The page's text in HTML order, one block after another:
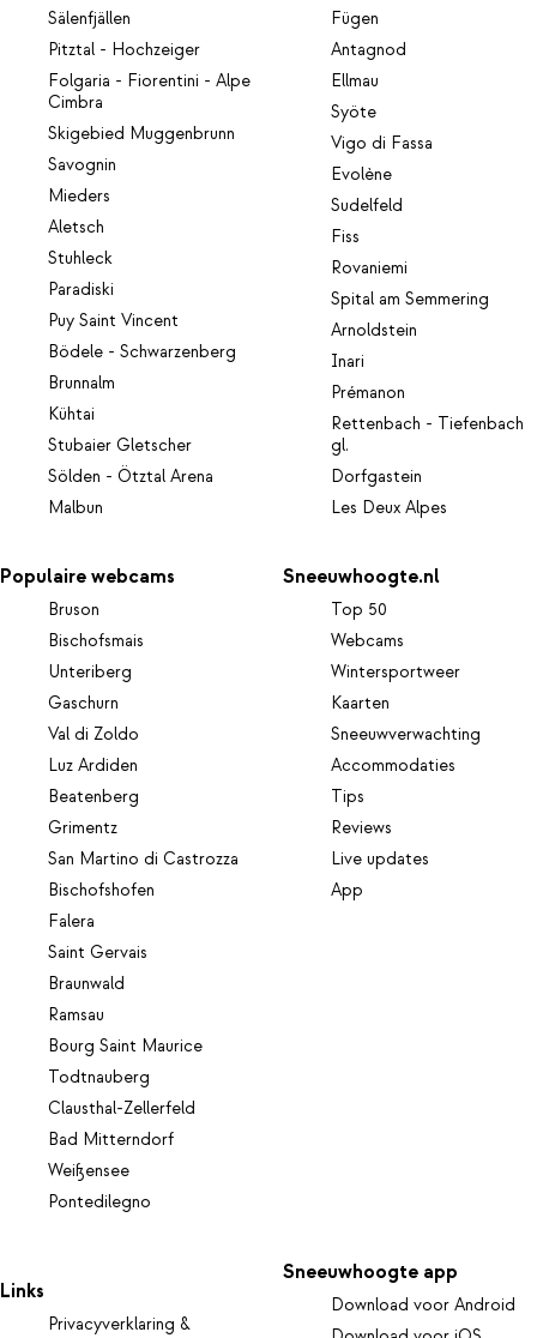
Sälenfjällen
Pitztal - Hochzeiger
Folgaria - Fiorentini - Alpe
Cimbra
Skigebied Muggenbrunn
Savognin
Mieders
Aletsch
Stuhleck
Paradiski
Puy Saint Vincent
Bödele - Schwarzenberg
Brunnalm
Kühtai
Stubaier Gletscher
Sölden - Ötztal Arena
Malbun
Fügen
Antagnod
Ellmau
Syöte
Vigo di Fassa
Evolène
Sudelfeld
Fiss
Rovaniemi
Spital am Semmering
Arnoldstein
Inari
Prémanon
Rettenbach - Tiefenbach
gl.
Dorfgastein
Les Deux Alpes
Populaire webcams
Bruson
Bischofsmais
Unteriberg
Gaschurn
Val di Zoldo
Luz Ardiden
Beatenberg
Grimentz
San Martino di Castrozza
Bischofshofen
Falera
Saint Gervais
Braunwald
Ramsau
Bourg Saint Maurice
Todtnauberg
Clausthal-Zellerfeld
Bad Mitterndorf
Weißensee
Pontedilegno
Sneeuwhoogte.nl
Top 50
Webcams
Wintersportweer
Kaarten
Sneeuwverwachting
Accommodaties
Tips
Reviews
Live updates
App
Links
Privacyverklaring &
Sneeuwhoogte app
Download voor Android